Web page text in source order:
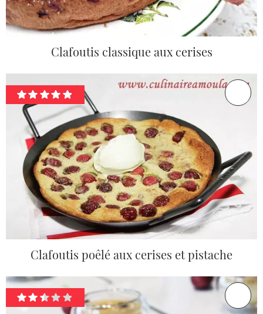
Clafoutis classique aux cerises
Clafoutis poêlé aux cerises et pistache